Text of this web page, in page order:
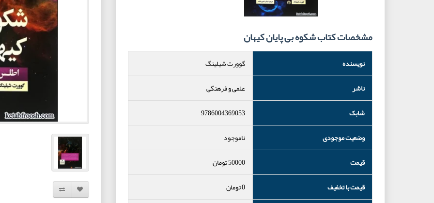
مشخصات کتاب شکوه بی پایان کیهان
نویسنده
گوورت شیلینگ
ناشر
علمی و فرهنگی
شابک
9786004369053
وضعیت موجودی
ناموجود
قیمت
50000تومان
قیمت با تخفیف
0تومان
افزودن به لیست دلخواه
مقایسه این محصول